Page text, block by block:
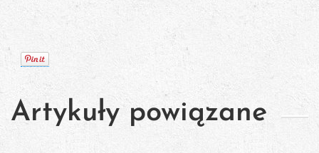
Artykuły powiązane